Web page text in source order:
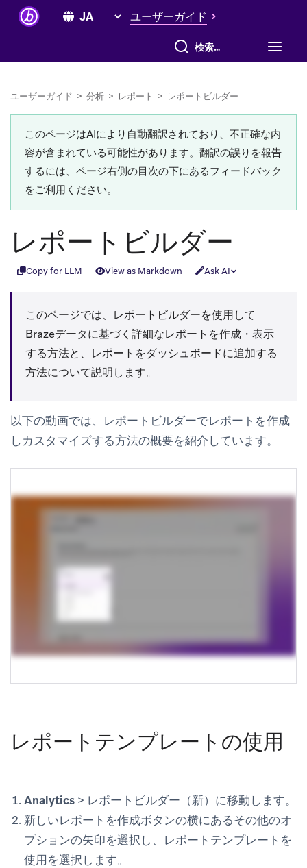
ユーザーガイド
すべて検索
ユーザーガイド > 分析 > レポート > レポートビルダー
このページはAIにより自動翻訳されており、不正確な内
容が含まれている可能性があります。翻訳の誤りを報告
するには、ページ右側の目次の下にあるフィードバック
をご利用ください。
レポートビルダー
Copy for LLM View as Markdown Ask AI
このページでは、レポートビルダーを使用して
Brazeデータに基づく詳細なレポートを作成・表示
する方法と、レポートをダッシュボードに追加する
方法について説明します。
以下の動画では、レポートビルダーでレポートを作成
しカスタマイズする方法の概要を紹介しています。
レポートテンプレートの使用
Analytics > レポートビルダー（新） に移動します。
新しいレポートを作成ボタンの横にあるその他のオ
プションの矢印を選択し、 レポートテンプレートを
使用を選択します。